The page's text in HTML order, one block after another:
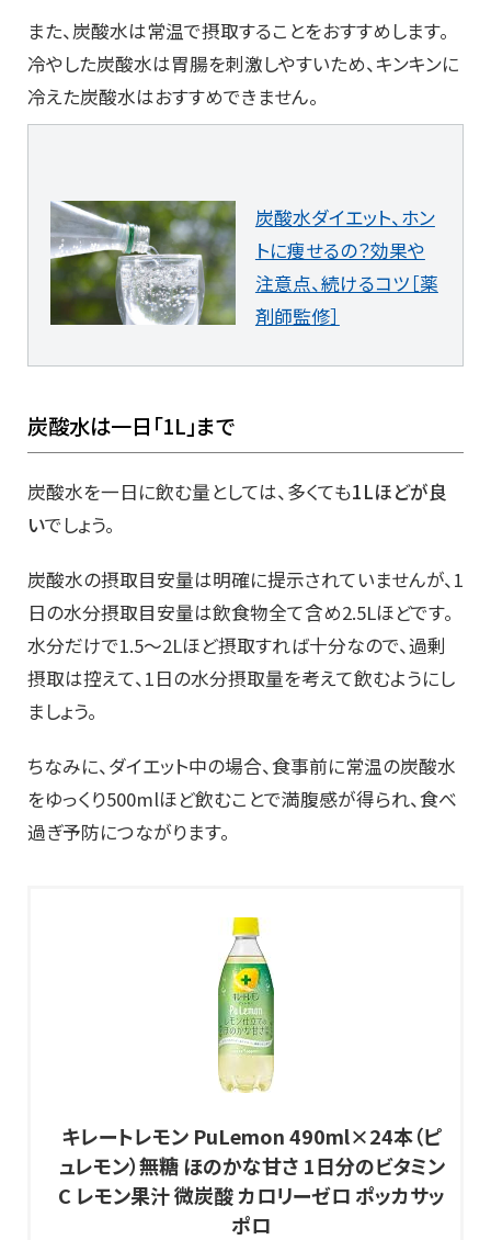
また、炭酸水は常温で摂取することをおすすめします。
冷やした炭酸水は胃腸を刺激しやすいため、キンキンに
冷えた炭酸水はおすすめできません。
炭酸水ダイエット、ホン
トに痩せるの？効果や
注意点、続けるコツ［薬
剤師監修］
炭酸水は一日「1L」まで
炭酸水を一日に飲む量としては、多くても1Lほどが良
いでしょう。
炭酸水の摂取目安量は明確に提示されていませんが、1
日の水分摂取目安量は飲食物全て含め2.5Lほどです。
水分だけで1.5～2Lほど摂取すれば十分なので、過剰
摂取は控えて、1日の水分摂取量を考えて飲むようにし
ましょう。
ちなみに、ダイエット中の場合、食事前に常温の炭酸水
をゆっくり500mlほど飲むことで満腹感が得られ、食べ
過ぎ予防につながります。
キレートレモン PuLemon 490ml×24本（ピ
ュレモン）無糖 ほのかな甘さ 1日分のビタミン
C レモン果汁 微炭酸 カロリーゼロ ポッカサッ
ポロ